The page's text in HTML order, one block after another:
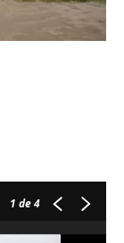
1 de 4